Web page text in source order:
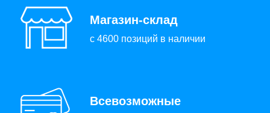
Магазин-склад
с 4600 позиций в наличии
Всевозможные